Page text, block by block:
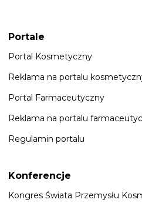
Portale
Portal Kosmetyczny
Reklama na portalu
Portal Farmaceutyczny
Reklama na portalu
Regulamin portalu
Konferencje
Kongres Świata Przemysłu